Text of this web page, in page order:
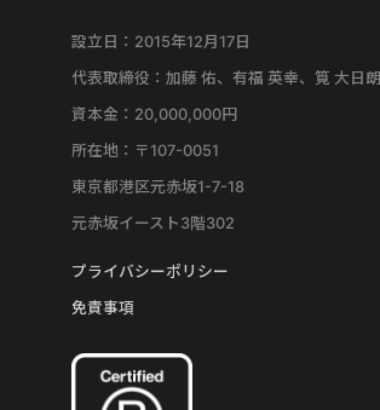
設立日：2015年12月17日
代表取締役：加藤 佑、有福 英幸、筧 大日朗
資本金：20,000,000円
所在地：〒107-0051
東京都港区元赤坂1-7-18
元赤坂イースト3階302
プライバシーポリシー
免責事項